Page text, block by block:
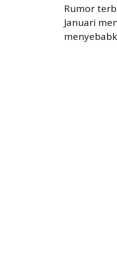
Rumor
Januari